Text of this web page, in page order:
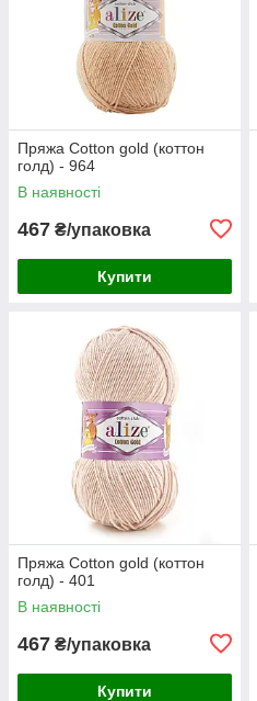
Пряжа Cotton gold (коттон
голд) - 964
В наявності
467 ₴/упаковка
Купити
Пряжа Cotton gold (коттон
голд) - 401
В наявності
467 ₴/упаковка
Купити